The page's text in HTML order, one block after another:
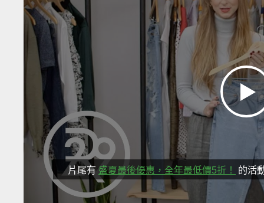
片尾有盛夏最後優惠，全年最低價5折！ 的活